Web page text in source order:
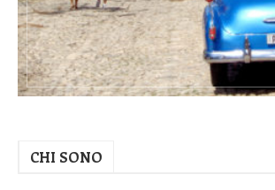
CHI SONO